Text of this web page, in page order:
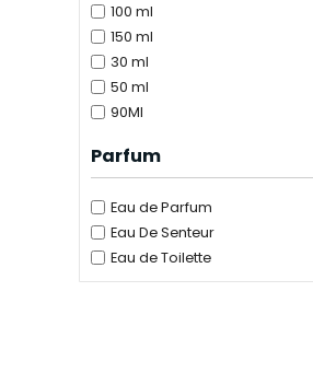
100 ml
150 ml
30 ml
50 ml
90Ml
Parfum
Eau de Parfum
Eau De Senteur
Eau de Toilette